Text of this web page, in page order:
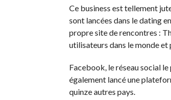
Ce business est tellement
sont lancées dans le dating
propre site de rencontres :
utilisateurs dans le monde et
Facebook, le réseau social
également lancé une
quinze autres pays.